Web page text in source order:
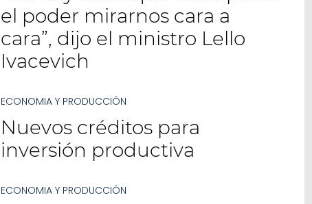
el poder mirarnos cara a
cara”, dijo el ministro Lello
Ivacevich
ECONOMIA Y PRODUCCIÓN
Nuevos créditos para
inversión productiva
ECONOMIA Y PRODUCCIÓN